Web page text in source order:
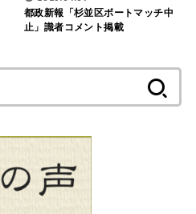
都政新報「杉並区ボートマッチ中
止」識者コメント掲載
索: